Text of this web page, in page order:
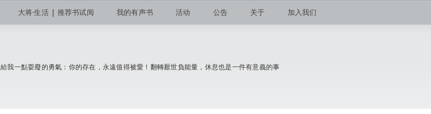
大将·生活 | 推荐书试阅 我的有声书 活动 公告 关于 加入我们
給我一點耍廢的勇氣：你的存在，永遠值得被愛！翻轉厭世負能量，休息也是一件有意義的事